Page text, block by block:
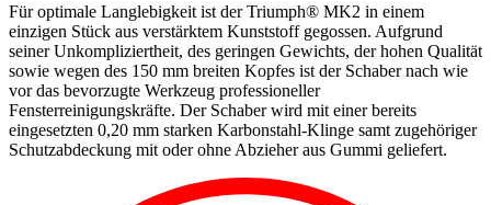
Für optimale Langlebigkeit ist der Triumph® MK2 in einem
einzigen Stück aus verstärktem Kunststoff gegossen. Aufgrund
seiner Unkompliziertheit, des geringen Gewichts, der hohen Qualität
sowie wegen des 150 mm breiten Kopfes ist der Schaber nach wie
vor das bevorzugte Werkzeug professioneller
Fensterreinigungskräfte. Der Schaber wird mit einer bereits
eingesetzten 0,20 mm starken Karbonstahl-Klinge samt zugehöriger
Schutzabdeckung mit oder ohne Abzieher aus Gummi geliefert.